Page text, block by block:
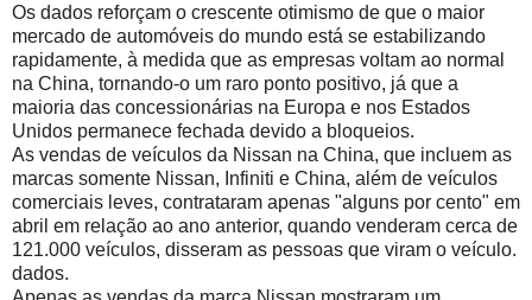
Os dados reforçam o crescente otimismo de que o maior
mercado de automóveis do mundo está se estabilizando
rapidamente, à medida que as empresas voltam ao normal
na China, tornando-o um raro ponto positivo, já que a
maioria das concessionárias na Europa e nos Estados
Unidos permanece fechada devido a bloqueios.
As vendas de veículos da Nissan na China, que incluem as
marcas somente Nissan, Infiniti e China, além de veículos
comerciais leves, contrataram apenas "alguns por cento" em
abril em relação ao ano anterior, quando venderam cerca de
121.000 veículos, disseram as pessoas que viram o veículo.
dados.